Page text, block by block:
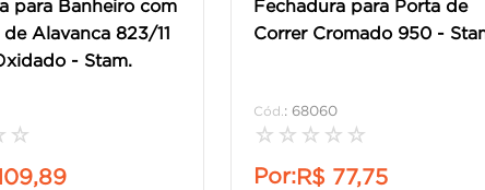
para Banheiro com
Alavanca 823/11
- Stam.
☆
,89
Fechadura para Porta de
Correr Cromado 950 -
: 68060
☆ ☆ ☆ ☆ ☆
Por:R$ 77,75